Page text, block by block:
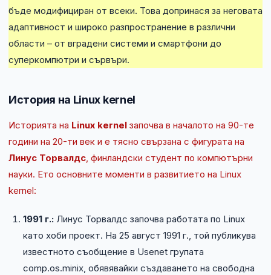
бъде модифициран от всеки. Това допринася за неговата
адаптивност и широко разпространение в различни
области – от вградени системи и смартфони до
суперкомпютри и сървъри.
История на Linux kernel
Историята на Linux kernel започва в началото на 90-те
години на 20-ти век и е тясно свързана с фигурата на
Линус Торвалдс, финландски студент по компютърни
науки. Ето основните моменти в развитието на Linux
kernel:
1991 г.: Линус Торвалдс започва работата по Linux
като хоби проект. На 25 август 1991 г., той публикува
известното съобщение в Usenet групата
comp.os.minix, обявявайки създаването на свободна